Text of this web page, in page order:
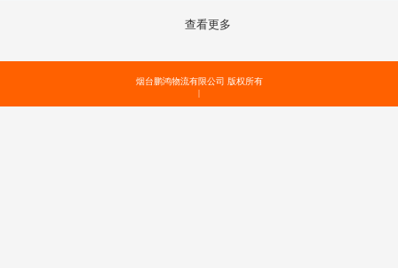
查看更多
烟台鹏鸿物流有限公司 版权所有
|